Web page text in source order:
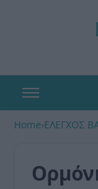
Home›ΕΛΕΓΧΟΣ